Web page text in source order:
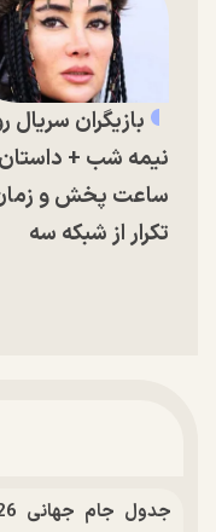
بازیگران سریال
نیمه شب +
ساعت پخش و
تکرار از شبکه سه